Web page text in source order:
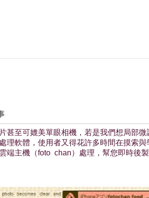
甚至可媲美單眼相機，若是我們想局部
理軟體，使用者又得花許多時間在摸索
主機（foto chan）處理，幫您即時後製